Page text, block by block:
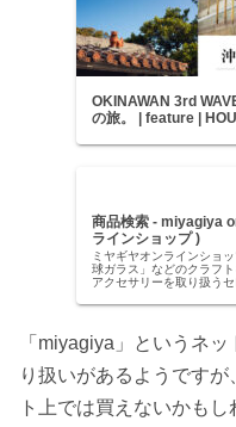
OKINAWAN 3rd
の旅。 | feature |
商品検索 - miyagiya
ラインショップ )
ミヤギヤオンラインショ
球ガラス」などのクラフ
アクセサリーを取り扱う
す。贈り物、ギフトラッ
「miyagiya」というネ
り扱いがあるようです
ト上では買えないかも